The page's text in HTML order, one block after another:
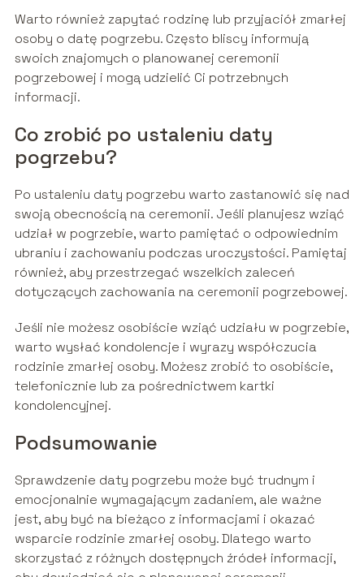
Warto również zapytać rodzinę lub przyjaciół zmarłej
osoby o datę pogrzebu. Często bliscy informują
swoich znajomych o planowanej ceremonii
pogrzebowej i mogą udzielić Ci potrzebnych
informacji.
Co zrobić po ustaleniu daty
pogrzebu?
Po ustaleniu daty pogrzebu warto zastanowić się nad
swoją obecnością na ceremonii. Jeśli planujesz wziąć
udział w pogrzebie, warto pamiętać o odpowiednim
ubraniu i zachowaniu podczas uroczystości. Pamiętaj
również, aby przestrzegać wszelkich zaleceń
dotyczących zachowania na ceremonii pogrzebowej.
Jeśli nie możesz osobiście wziąć udziału w pogrzebie,
warto wysłać kondolencje i wyrazy współczucia
rodzinie zmarłej osoby. Możesz zrobić to osobiście,
telefonicznie lub za pośrednictwem kartki
kondolencyjnej.
Podsumowanie
Sprawdzenie daty pogrzebu może być trudnym i
emocjonalnie wymagającym zadaniem, ale ważne
jest, aby być na bieżąco z informacjami i okazać
wsparcie rodzinie zmarłej osoby. Dlatego warto
skorzystać z różnych dostępnych źródeł informacji,